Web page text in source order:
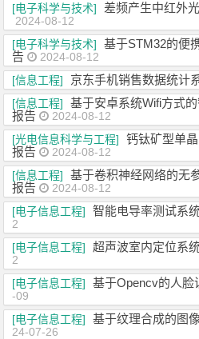
[电子科学与技术]
差频产生中红外
2024-08-12
[电子科学与技术]
基于STM32的便
告
2024-08-12
[信息工程]
京东手机销售数据统计
[信息工程]
基于安卓系统Wifi方式
报告
2024-08-12
[光电信息科学与工程]
钙钛矿型单
报告
2024-08-12
[信息工程]
基于卷积神经网络的无
报告
2024-08-12
[电子信息工程]
智能电导率测试系
2
[电子信息工程]
超声波室内定位系
2
[电子信息工程]
基于Opencv的人脸
-09
[电子信息工程]
基于纹理合成的图
24-07-26